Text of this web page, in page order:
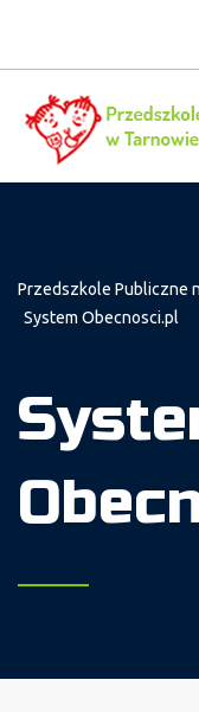
Przedszkole Publiczne
System Obecnosci.pl